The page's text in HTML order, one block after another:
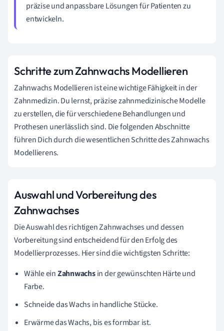
präzise und anpassbare Lösungen für Patienten zu
entwickeln.
Schritte zum Zahnwachs Modellieren
Zahnwachs Modellieren ist eine wichtige Fähigkeit in der
Zahnmedizin. Du lernst, präzise zahnmedizinische Modelle
zu erstellen, die für verschiedene Behandlungen und
Prothesen unerlässlich sind. Die folgenden Abschnitte
führen Dich durch die wesentlichen Schritte des Zahnwachs
Modellierens.
Auswahl und Vorbereitung des
Zahnwachses
Die Auswahl des richtigen Zahnwachses und dessen
Vorbereitung sind entscheidend für den Erfolg des
Modellierprozesses. Hier sind die wichtigsten Schritte:
Wähle einZahnwachsin der gewünschten Härte und
Farbe.
Schneide das Wachs in handliche Stücke.
Erwärme das Wachs, bis es formbar ist.